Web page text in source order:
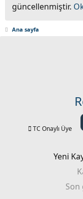
güncellenmiştir.
Ana sayfa
TC Onaylı Üye
Yeni